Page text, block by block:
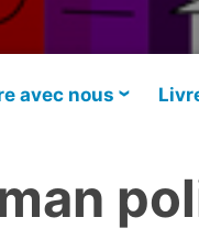
avec nous